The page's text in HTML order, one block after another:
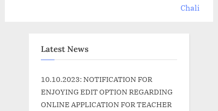
Chali
Latest News
10.10.2023: NOTIFICATION FOR
ENJOYING EDIT OPTION REGARDING
ONLINE APPLICATION FOR TEACHER